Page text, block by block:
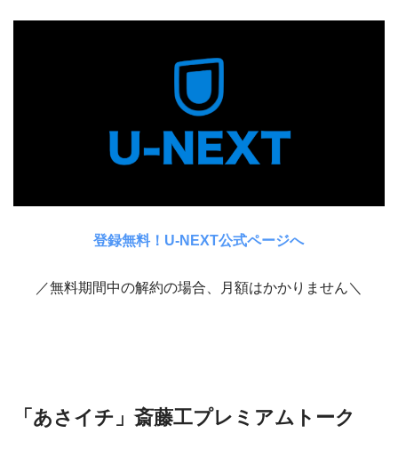
登録無料！U-NEXT公式ページへ
／無料期間中の解約の場合、月額はかかりません＼
「あさイチ」斎藤工プレミアムトーク